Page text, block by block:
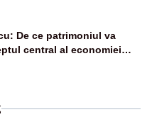
De ce patrimoniul va
central al economiei